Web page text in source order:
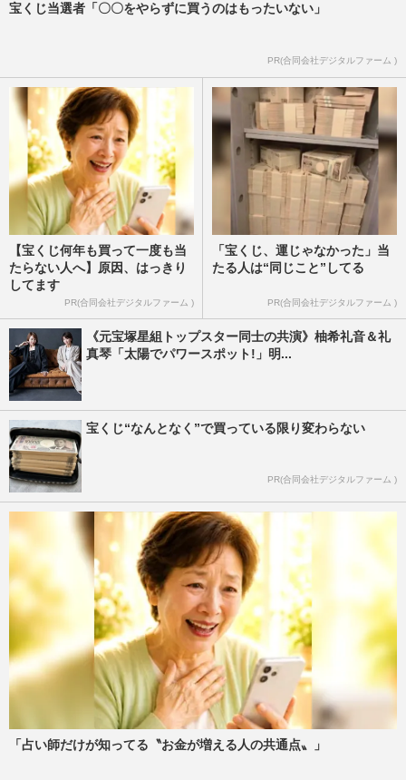
宝くじ当選者「〇〇をやらずに買うのはもったいない」
PR(合同会社デジタルファーム )
【宝くじ何年も買って一度も当
たらない人へ】原因、はっきり
してます
PR(合同会社デジタルファーム )
「宝くじ、運じゃなかった」当
たる人は“同じこと”してる
PR(合同会社デジタルファーム )
《元宝塚星組トップスター同士の共演》柚希礼音＆礼
真琴「太陽でパワースポット!」明...
宝くじ“なんとなく”で買っている限り変わらない
PR(合同会社デジタルファーム )
「占い師だけが知ってる〝お金が増える人の共通点〟」